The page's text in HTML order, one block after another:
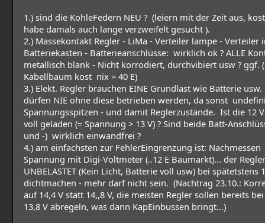
1.) sind die KohleFedern NEU ? (leiern mit der Zeit aus,
habe damals auch lange verzweifelt gesucht ).
2.) Massekontakt Regler - LiMa - Verteiler lampe - Verteiler
Batteriekasten - Batterieanschlüsse: wirklich ok ? ALLE
metallisch blank - Nicht korrodiert, durchvibiert usw ? ggf.
Kabellbaum kost nix = 40 E)
3.) Elekt. Regler brauchen EINE Grundlast wie Batterie
dürfen NIE ohne diese betrieben werden, da sonst
Spannungsspitzen - und damit Reglerzustände. Ist die 12
voll geladen (= Spannung > 13 V) ? Sind beide Batt-
und -) wirklich einwandfrei ?
4.) am einfachsten zur FehlerEingrenzung ist: Nachmessen
Spannung mit Digi-Voltmeter (..12 E Baumarkt)... der
UNBELASTET (Kein Licht, Batterie voll usw) bei spätetstens
dichtmachen - mehr darf nicht sein. (Nachtrag 23.10.:
auf 14,4 V statt 14,,8 V, die meisten Regler sollen bereits
13,8 V abregeln, was dann KapEinbussen bringt...)